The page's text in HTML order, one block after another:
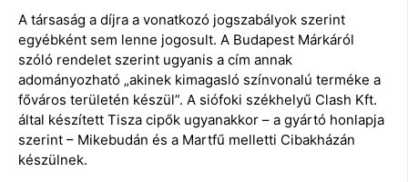
A társaság a díjra a vonatkozó jogszabályok szerint
egyébként sem lenne jogosult. A Budapest Márkáról
szóló rendelet szerint ugyanis a cím annak
adományozható „akinek kimagasló színvonalú terméke a
főváros területén készül”. A siófoki székhelyű Clash Kft.
által készített Tisza cipők ugyanakkor – a gyártó honlapja
szerint – Mikebudán és a Martfű melletti Cibakházán
készülnek.